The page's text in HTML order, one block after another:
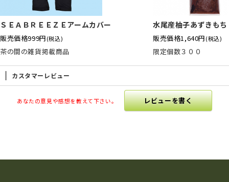
ＳＥＡＢＲＥＥＺＥアームカバー
販売価格999円(税込)
茶の間の雑貨掲載商品
水尾産柚子あずきもち
販売価格1,640円(税込)
限定個数３００
カスタマーレビュー
あなたの意見や感想を教えて下さい。 レビューを書く